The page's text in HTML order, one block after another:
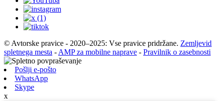
© Avtorske pravice - 2020–2025: Vse pravice pridržane. Zemljevid
spletnega mesta - AMP za mobilne naprave - Pravilnik o zasebnosti
Pošlji e-pošto
WhatsApp
Skype
x